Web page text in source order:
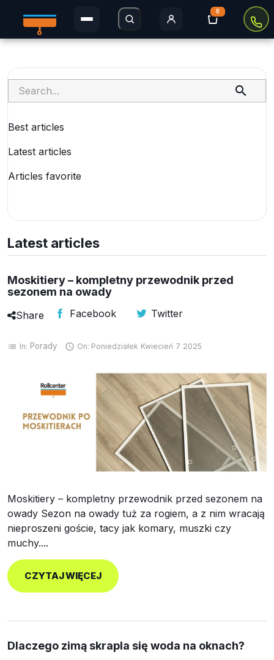
0
Rolety w kasecie
Rolety MINI
Rolety zaciemniające
Rolety dachowe
Próbki Darmowe

Best articles
Latest articles
Articles favorite
Latest articles
Moskitiery – kompletny przewodnik przed
sezonem na owady
Share Facebook Twitter
list In: Porady  On: Poniedziałek Kwiecień 7 2025
Moskitiery – kompletny przewodnik przed sezonem na
owady Sezon na owady tuż za rogiem, a z nim wracają
nieproszeni goście, tacy jak komary, muszki czy
muchy....
CZYTAJ WIĘCEJ
Dlaczego zimą skrapla się woda na oknach?